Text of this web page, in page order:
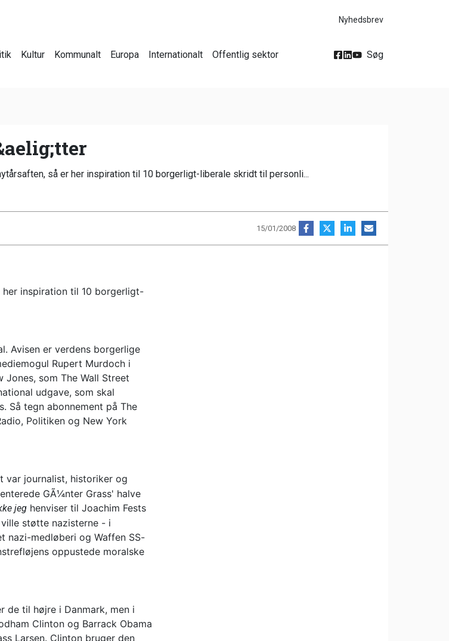
Nyhedsbrev
Kultur Kommunalt Europa Internationalt Offentlig sektor Søg
så er her inspiration til 10 borgerligt-liberale skridt til personli...
15/01/2008
inspiration til 10 borgerligt-
Avisen er verdens borgerlige
Rupert Murdoch i
som The Wall Street
udgave, som skal
Så tegn abonnement på The
Politiken og New York
var journalist, historiker og
GÃ¼nter Grass' halve
jeg henviser til Joachim Fests
støtte nazisterne - i
nazi-medløberi og Waffen SS-
oppustede moralske
de til højre i Danmark, men i
Clinton og Barrack Obama
Larsen. Clinton bruger den